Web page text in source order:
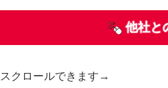
他社と
スクロールできます→